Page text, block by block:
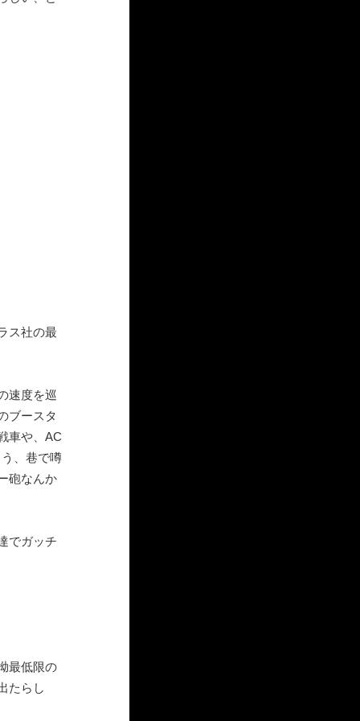
ス社の最
速度を巡
ブースタ
車や、AC
、巷で噂
砲なんか
でガッチ
最低限の
たらし